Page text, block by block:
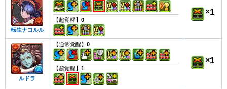
転生ナコルル
【超覚醒】 0
×1
ルドラ
【通常覚醒】 0
【超覚醒】 1
×1